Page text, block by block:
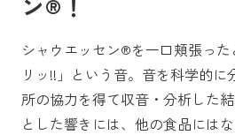
シャウエッセン®を一口頬張っ
リッ!!」という音。音を科学的
所の協力を得て収音・分析した結
とした響きには、他の食品には